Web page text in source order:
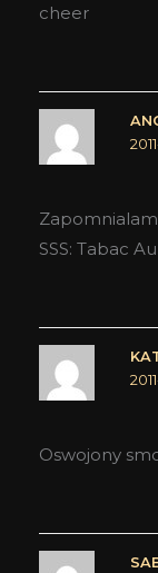
cheer
SSS: Tabac
Oswojony